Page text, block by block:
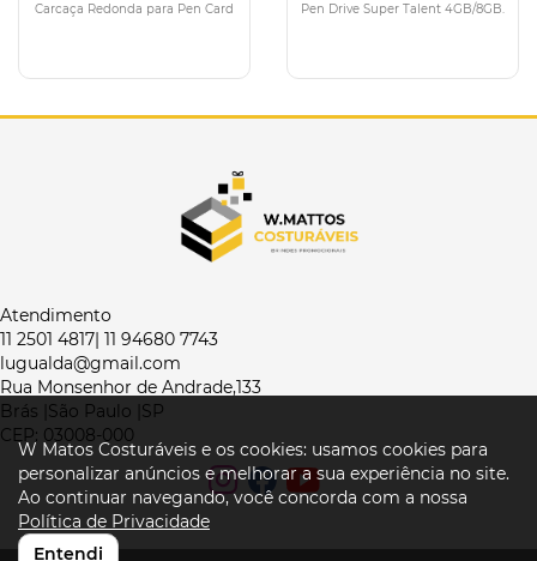
Carcaça Redonda para Pen Card Pen Drive Super Talent 4GB/8GB.
Atendimento
11 2501 4817| 11 94680 7743
lugualda@gmail.com
Rua Monsenhor de Andrade,133
Brás |São Paulo |SP
CEP: 03008-000
W Matos Costuráveis e os cookies: usamos cookies para
personalizar anúncios e melhorar a sua experiência no site.
Ao continuar navegando, você concorda com a nossa
Política de Privacidade
Entendi